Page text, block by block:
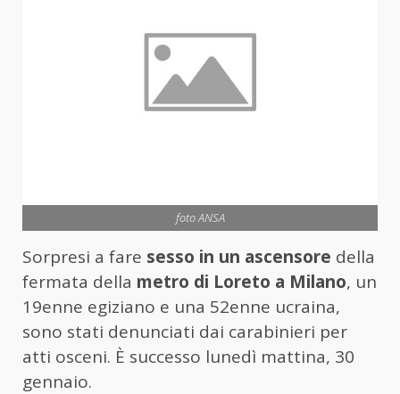
foto ANSA
Sorpresi a fare sesso in un ascensore della
fermata della metro di Loreto a Milano, un
19enne egiziano e una 52enne ucraina,
sono stati denunciati dai carabinieri per
atti osceni. È successo lunedì mattina, 30
gennaio.